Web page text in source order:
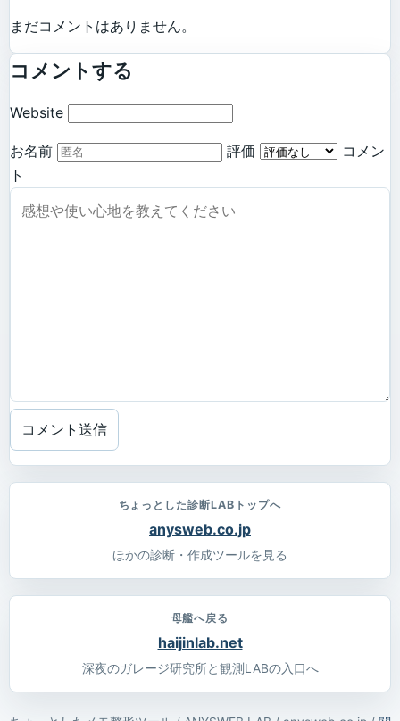
まだコメントはありません。
コメントする
Website
お名前 評価
コメン
ト
コメント送信
ちょっとした診断LABトップへ
anysweb.co.jp
ほかの診断・作成ツールを見る
母艦へ戻る
haijinlab.net
深夜のガレージ研究所と観測LABの入口へ